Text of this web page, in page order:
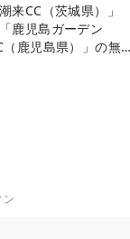
潮来CC（茨城県）」
鹿児島ガーデン
（鹿児島県）」の無
ン